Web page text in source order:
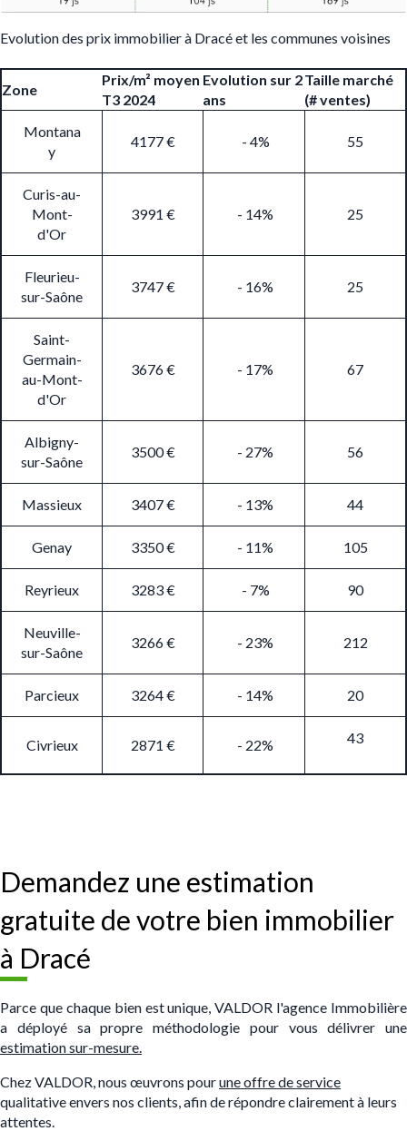
Evolution des prix immobilier à Dracé et les communes voisines
Zone
Prix/m² moyen
T3 2024
Evolution sur 2
ans
Taille marché
(# ventes)
Montana
y
4177 € - 4% 55
Curis-au-
Mont-
d'Or
3991 € - 14% 25
Fleurieu-
sur-Saône
3747 € - 16% 25
Saint-
Germain-
au-Mont-
d'Or
3676 € - 17% 67
Albigny-
sur-Saône
3500 € - 27% 56
Massieux 3407 € - 13% 44
Genay 3350 € - 11% 105
Reyrieux 3283 € - 7% 90
Neuville-
sur-Saône
3266 € - 23% 212
Parcieux 3264 € - 14% 20
Civrieux 2871 € - 22% 43
Demandez une estimation
gratuite de votre bien immobilier
à Dracé
Parce que chaque bien est unique, VALDOR l'agence Immobilière
a déployé sa propre méthodologie pour vous délivrer une
estimation sur-mesure.
Chez VALDOR, nous œuvrons pourune offre de service
qualitative envers nos clients, afin de répondre clairement à leurs
attentes.